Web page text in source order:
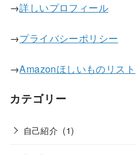
→詳しいプロフィール
→プライバシーポリシー
→Amazonほしいものリスト
カテゴリー
自己紹介 (1)